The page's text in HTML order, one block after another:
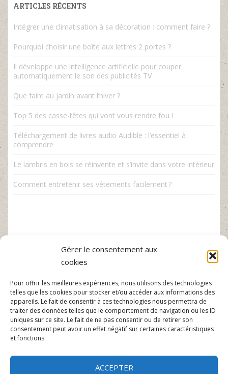
Gérer le consentement aux
cookies
Pour offrir les meilleures expériences, nous utilisons des technologies
telles que les cookies pour stocker et/ou accéder aux informations des
appareils. Le fait de consentir à ces technologies nous permettra de
traiter des données telles que le comportement de navigation ou les ID
uniques sur ce site. Le fait de ne pas consentir ou de retirer son
consentement peut avoir un effet négatif sur certaines caractéristiques
et fonctions.
ACCEPTER
ARTICLES RÉCENTS
Intégrer une climatisation à sa décoration : comment faire ?
Pourquoi choisir une boîte aux lettres 2 portes ?
Il développe une intelligence artificielle pour couper
automatiquement le son des publicités TV
Que faire au jardin avant l’hiver ?
Top 5 des casse-têtes qui vont vous rendre fou !
Téléchargement de livres audio Audible : l’essentiel à
comprendre
Le lambris en bois se réinvente et s’invite dans votre intérieur
Comment entretenir ses vêtements facilement ?